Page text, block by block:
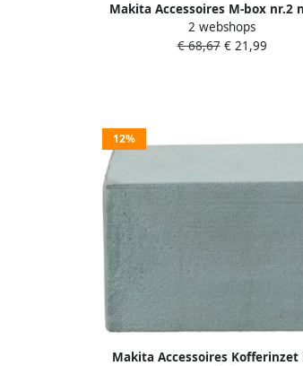
Makita Accessoires M-box nr.2
model | actieprijs 821550-
2 webshops
€ 68,67€ 21,99
12%
Makita Accessoires Kofferinzet